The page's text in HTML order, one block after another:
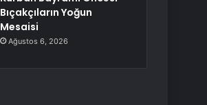
Bıçakçıların Yoğun
Mesaisi
Ağustos 6, 2026